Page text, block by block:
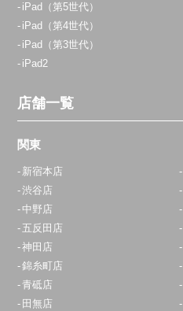
アクセス
横浜店
11:00～20:00
0800-800-5919
青葉台店
10:00～20:00
0120-826-609
iPad（第5世代）
iPad（第4世代）
iPad（第3世代）
iPad2
店舗一覧
関東
新宿本店
渋谷店
中野店
五反田店
神田店
錦糸町店
青砥店
田無店